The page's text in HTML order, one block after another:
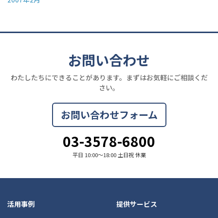
お問い合わせ
わたしたちにできることがあります。まずはお気軽にご相談くだ
さい。
お問い合わせフォーム
03-3578-6800
平日 10:00〜18:00 土日祝 休業
活用事例 提供サービス